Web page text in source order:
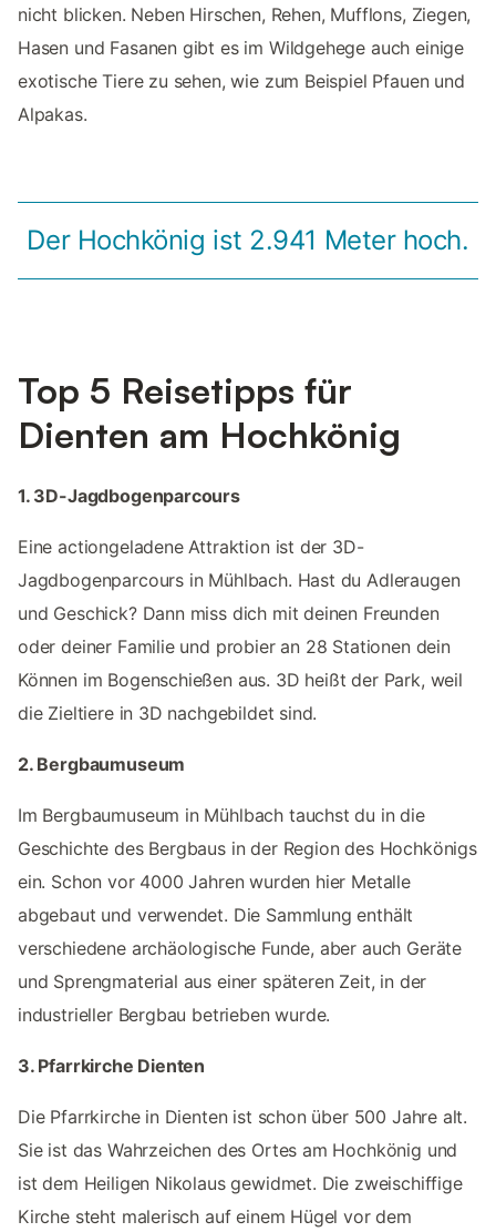
nicht blicken. Neben Hirschen, Rehen, Mufflons, Ziegen,
Hasen und Fasanen gibt es im Wildgehege auch einige
exotische Tiere zu sehen, wie zum Beispiel Pfauen und
Alpakas.
Der Hochkönig ist 2.941 Meter hoch.
Top 5 Reisetipps für
Dienten am Hochkönig
1. 3D-Jagdbogenparcours
Eine actiongeladene Attraktion ist der 3D-
Jagdbogenparcours in Mühlbach. Hast du Adleraugen
und Geschick? Dann miss dich mit deinen Freunden
oder deiner Familie und probier an 28 Stationen dein
Können im Bogenschießen aus. 3D heißt der Park, weil
die Zieltiere in 3D nachgebildet sind.
2. Bergbaumuseum
Im Bergbaumuseum in Mühlbach tauchst du in die
Geschichte des Bergbaus in der Region des Hochkönigs
ein. Schon vor 4000 Jahren wurden hier Metalle
abgebaut und verwendet. Die Sammlung enthält
verschiedene archäologische Funde, aber auch Geräte
und Sprengmaterial aus einer späteren Zeit, in der
industrieller Bergbau betrieben wurde.
3. Pfarrkirche Dienten
Die Pfarrkirche in Dienten ist schon über 500 Jahre alt.
Sie ist das Wahrzeichen des Ortes am Hochkönig und
ist dem Heiligen Nikolaus gewidmet. Die zweischiffige
Kirche steht malerisch auf einem Hügel vor dem